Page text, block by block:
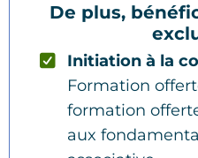
De plus,
Initiation à la
Formation
formation
aux